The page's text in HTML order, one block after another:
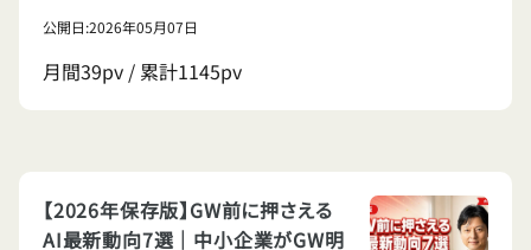
公開日:2026年05月07日
月間39pv / 累計1145pv
【2026年保存版】GW前に押さえる
AI最新動向7選｜中小企業がGW明